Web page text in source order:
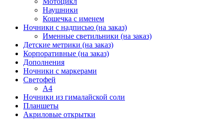
Наушники
Кошечка с именем
Ночники с надписью (на заказ)
Именные светильники (на заказ)
Детские метрики (на заказ)
Корпоративные (на заказ)
Дополнения
Ночники с маркерами
Светофей
А4
Ночники из гималайской соли
Планшеты
Акриловые открытки